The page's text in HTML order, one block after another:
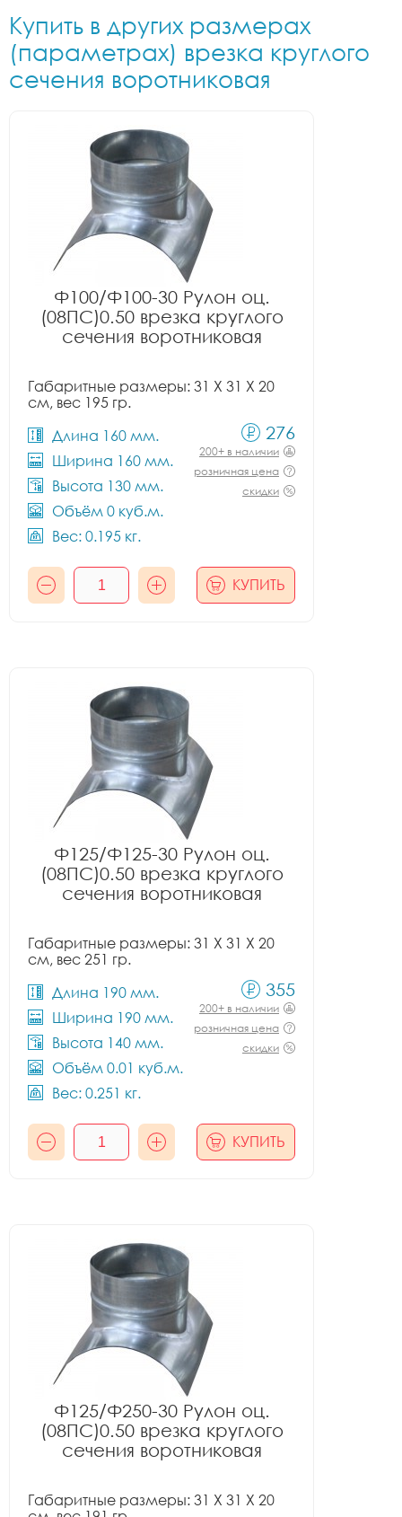
Купить в других размерах
(параметрах) врезка круглого
сечения воротниковая
Ф100/Ф100-30 Рулон оц.
(08ПС)0.50 врезка круглого
сечения воротниковая
Габаритные размеры: 31 X 31 X 20
см, вес 195 гр.
Длина 160 мм.
Ширина 160 мм.
Высота 130 мм.
Объём 0 куб.м.
Вес: 0.195 кг.
276
200+ в наличии
розничная цена
скидки
КУПИТЬ
Ф125/Ф125-30 Рулон оц.
(08ПС)0.50 врезка круглого
сечения воротниковая
Габаритные размеры: 31 X 31 X 20
см, вес 251 гр.
Длина 190 мм.
Ширина 190 мм.
Высота 140 мм.
Объём 0.01 куб.м.
Вес: 0.251 кг.
355
200+ в наличии
розничная цена
скидки
КУПИТЬ
Ф125/Ф250-30 Рулон оц.
(08ПС)0.50 врезка круглого
сечения воротниковая
Габаритные размеры: 31 X 31 X 20